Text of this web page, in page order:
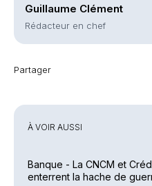
Guillaume Clément
Rédacteur en chef
Partager
À VOIR AUSSI
Banque - La CNCM et
enterrent la hache de